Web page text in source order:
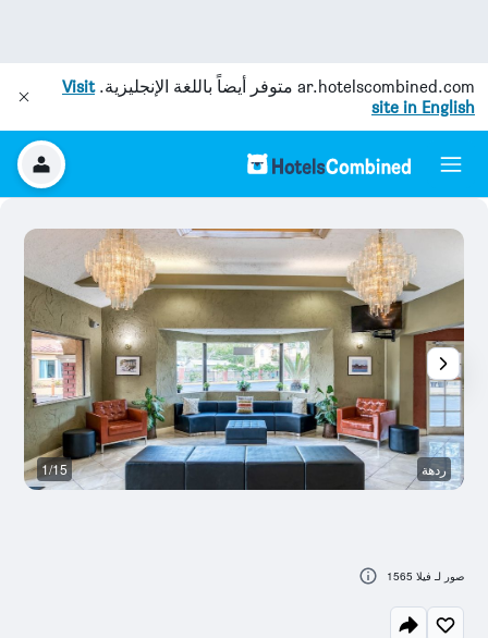
ar.hotelscombined.com متوفر أيضاً باللغة الإنجليزية.Visit
site in English
ردهة 1/15
صور لـ فيلا 1565